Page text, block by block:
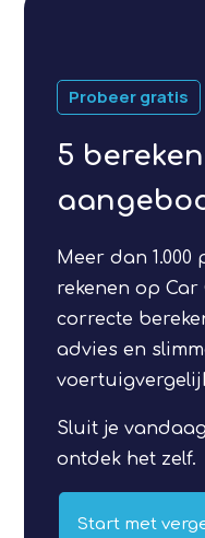
Probeer gratis
5
Meer dan 1.000
rekenen op
correcte
advies en
Sluit je
ontdek het zelf.
Start met